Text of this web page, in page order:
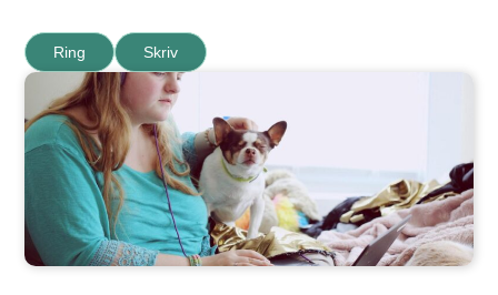
Ring Skriv